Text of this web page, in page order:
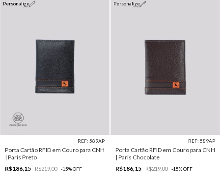
Personalize
REF: 589AP
Porta Cartão RFID em Couro para CNH
| Paris Preto
R$186,15
R$219,00 -15%OFF
Personalize
REF: 589AP
Porta Cartão RFID em Couro para CNH
| Paris Chocolate
R$186,15
R$219,00 -15%OFF